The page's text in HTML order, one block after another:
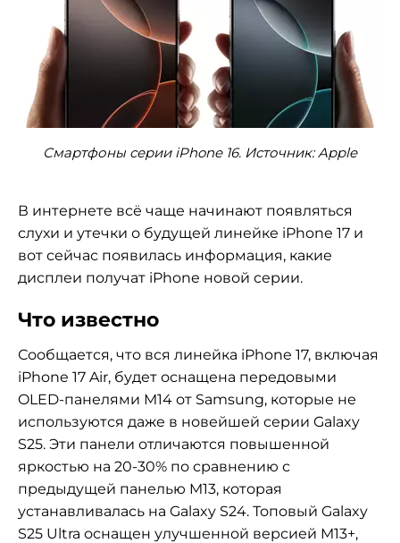
Смартфоны серии iPhone 16. Источник: Apple
В интернете всё чаще начинают появляться
слухи и утечки о будущей линейке iPhone 17 и
вот сейчас появилась информация, какие
дисплеи получат iPhone новой серии.
Что известно
Сообщается, что вся линейка iPhone 17, включая
iPhone 17 Air, будет оснащена передовыми
OLED-панелями M14 от Samsung, которые не
используются даже в новейшей серии Galaxy
S25. Эти панели отличаются повышенной
яркостью на 20-30% по сравнению с
предыдущей панелью M13, которая
устанавливалась на Galaxy S24. Топовый Galaxy
S25 Ultra оснащен улучшенной версией M13+,